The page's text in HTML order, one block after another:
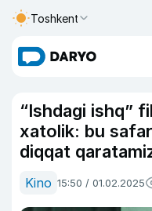
Toshkent
“Ishdagi ishq”
xatolik: bu
diqqat
Kino 15:50 / 01.02.2025